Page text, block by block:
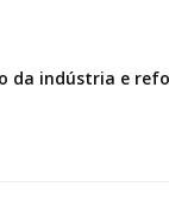
da indústria e